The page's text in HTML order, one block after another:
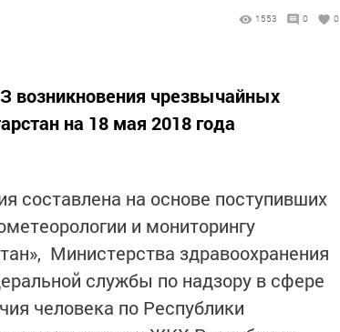
1553 0 0
чрезвычайных
на 18 мая 2018 года
составлена на основе поступивших
и мониторингу
Министерства здравоохранения
службы по надзору в сфере
человека по Республики